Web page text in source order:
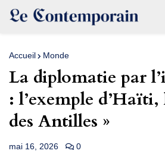
Accueil Monde
La diplomatie par
: l’exemple d’Haïti,
des Antilles »
mai 16, 2026 0